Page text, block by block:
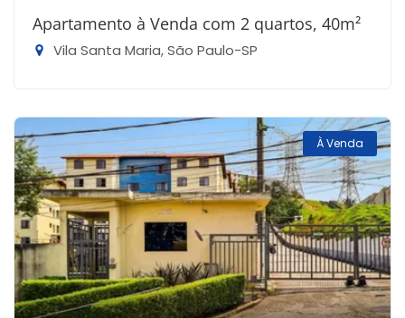
Apartamento à Venda com 2 quartos, 40m²
Vila Santa Maria, São Paulo-SP
À Venda